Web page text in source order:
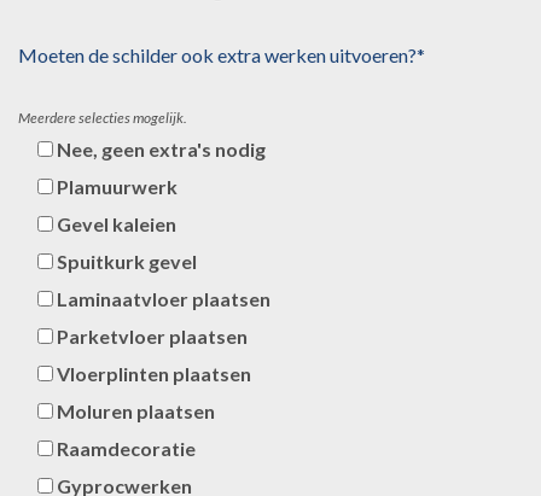
Moeten de schilder ook extra werken uitvoeren?*
Meerdere selecties mogelijk.
Nee, geen extra's nodig
Plamuurwerk
Gevel kaleien
Spuitkurk gevel
Laminaatvloer plaatsen
Parketvloer plaatsen
Vloerplinten plaatsen
Moluren plaatsen
Raamdecoratie
Gyprocwerken